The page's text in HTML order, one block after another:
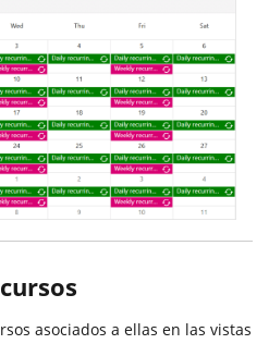
asociados a ellas en las vistas